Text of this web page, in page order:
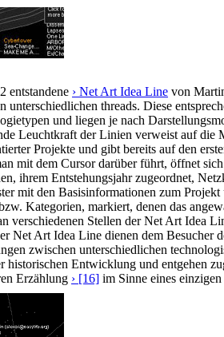
entstandene › Net Art Idea Line von
unterschiedlichen threads. Diese
und liegen je nach
Leuchtkraft der Linien verweist auf die
Projekte und gibt bereits auf den
mit dem Cursor darüber führt, öffnet
ihrem Entstehungsjahr zugeordnet,
mit den Basisinformationen zum
Kategorien, markiert, denen das
verschiedenen Stellen der Net Art Idea
Net Art Idea Line dienen dem Besucher
zwischen unterschiedlichen
historischen Entwicklung und entgehen
Erzählung › [16] im Sinne eines